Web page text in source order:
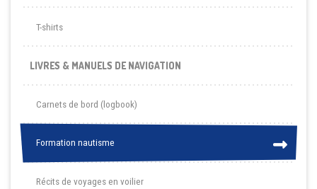
T-shirts
LIVRES & MANUELS DE NAVIGATION
Carnets de bord (logbook)
Formation nautisme
Formation nautisme
Récits de voyages en voilier